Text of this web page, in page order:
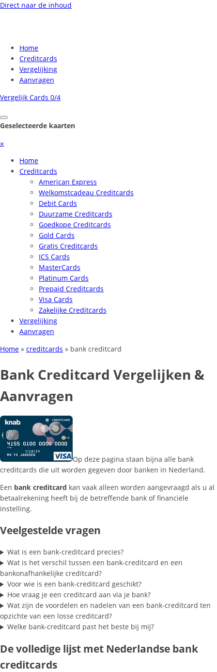
Direct naar de inhoud
Home
Creditcards
Vergelijking
Aanvragen
Vergelijk Cards 0/4
Geselecteerde kaarten
⨉
Home
Creditcards
American Express
Welkomstcadeau Creditcards
Debit Cards
Duurzame Creditcards
Goedkope Creditcards
Gold Cards
Gratis Creditcards
ICS Cards
MasterCards
Platinum Cards
Prepaid Creditcards
Visa Cards
Zakelijke Creditcards
Vergelijking
Aanvragen
Home » creditcards » bank creditcard
Bank Creditcard Vergelijken &
Aanvragen
Op deze pagina staan bijna alle bank
creditcards die uit worden gegeven door banken in Nederland.
Een bank creditcard kan vaak alleen worden aangevraagd als u al
betaalrekening heeft bij de betreffende bank of financiële
instelling.
Veelgestelde vragen
Wat is een bank-creditcard precies?
Wat is het verschil tussen een bank-creditcard en een
bankonafhankelijke creditcard?
Voor wie is een bank-creditcard geschikt?
Hoe vraag je een creditcard aan via je bank?
Wat zijn de voordelen en nadelen van een bank-creditcard ten
opzichte van een losse creditcard?
Welke bank-creditcard past het beste bij mij?
De volledige lijst met Nederlandse bank
creditcards